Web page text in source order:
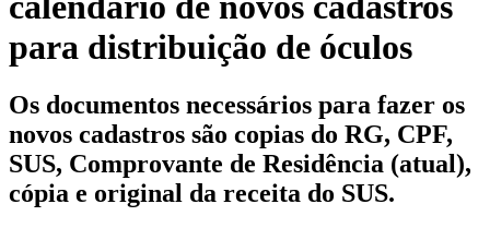
para distribuição de óculos
Os documentos necessários para fazer os
novos cadastros são copias do RG, CPF,
SUS, Comprovante de Residência (atual),
cópia e original da receita do SUS.